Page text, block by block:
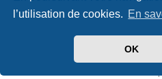
l’utilisation de cookies. En
OK
phpBB ® Forum